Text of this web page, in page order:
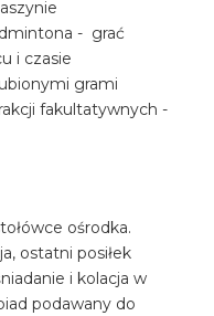
- grać
i czasie
grami
fakultatywnych -
ośrodka.
ostatni posiłek
i kolacja w
podawany do